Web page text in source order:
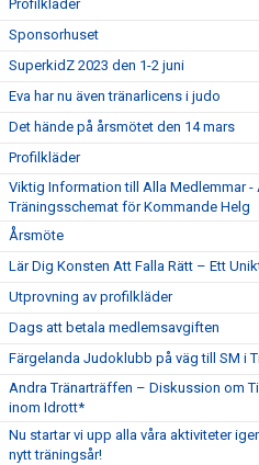
Profilkläder
Sponsorhuset
SuperkidZ 2023 den 1-2 juni
Eva har nu även tränarlicens i judo
Det hände på årsmötet den 14 mars
Profilkläder
Viktig Information till Alla Medlemmar -
Träningsschemat för Kommande Helg
Årsmöte
Lär Dig Konsten Att Falla Rätt – Ett
Utprovning av profilkläder
Dags att betala medlemsavgiften
Färgelanda Judoklubb på väg till SM i
Andra Tränarträffen – Diskussion om
inom Idrott*
Nu startar vi upp alla våra aktiviteter
nytt träningsår!